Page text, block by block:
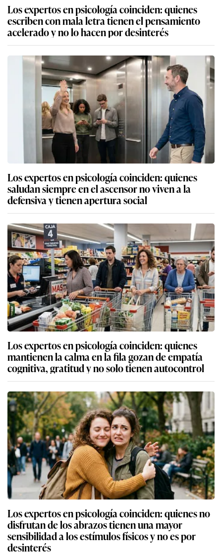
Los expertos en psicología coinciden: quienes
escriben con mala letra tienen el pensamiento
acelerado y no lo hacen por desinterés
Los expertos en psicología coinciden: quienes
saludan siempre en el ascensor no viven a la
defensiva y tienen apertura social
Los expertos en psicología coinciden: quienes
mantienen la calma en la fila gozan de empatía
cognitiva, gratitud y no solo tienen autocontrol
Los expertos en psicología coinciden: quienes no
disfrutan de los abrazos tienen una mayor
sensibilidad a los estímulos físicos y no es por
desinterés